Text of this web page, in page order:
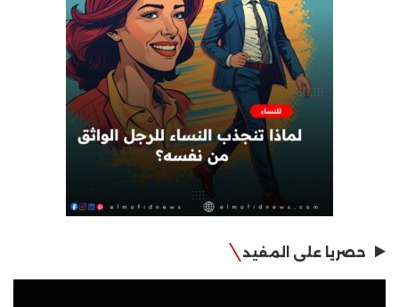
حصريا على المفيد